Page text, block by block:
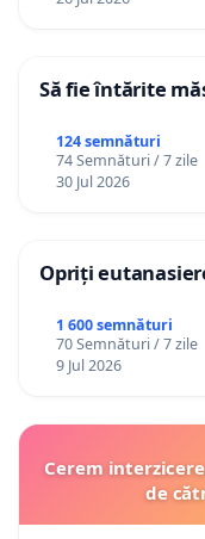
Să fie întărite
124 semnături
74 Semnături / 7 zile
30 Jul 2026
Opriți
1 600 semnături
70 Semnături / 7 zile
9 Jul 2026
Cerem
de